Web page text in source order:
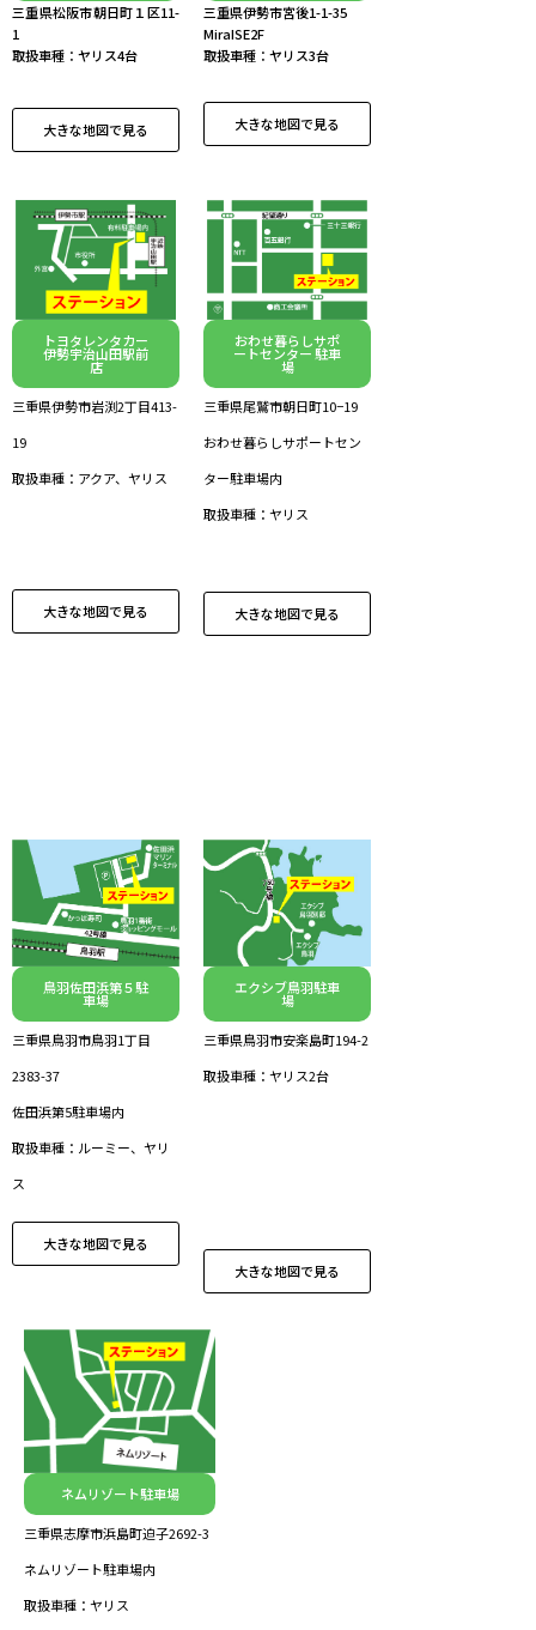
三重県松阪市朝日町１区11-
1
取扱車種：ヤリス4台
大きな地図で見る
三重県伊勢市宮後1-1-35
MiraISE2F
取扱車種：ヤリス3台
大きな地図で見る
トヨタレンタカー
伊勢宇治山田駅前
店
三重県伊勢市岩渕2丁目413-
19
取扱車種：アクア、ヤリス
大きな地図で見る
おわせ暮らしサポ
ートセンター 駐車
場
三重県尾鷲市朝日町10−19
おわせ暮らしサポートセン
ター駐車場内
取扱車種：ヤリス
大きな地図で見る
鳥羽佐田浜第５駐
車場
三重県鳥羽市鳥羽1丁目
2383-37
佐田浜第5駐車場内
取扱車種：ルーミー、ヤリ
ス
大きな地図で見る
エクシブ鳥羽駐車
場
三重県鳥羽市安楽島町194-2
取扱車種：ヤリス2台
大きな地図で見る
ネムリゾート駐車場
三重県志摩市浜島町迫子2692-3
ネムリゾート駐車場内
取扱車種：ヤリス